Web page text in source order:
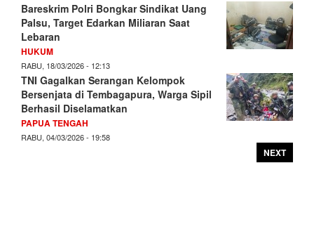
Bareskrim Polri Bongkar Sindikat Uang
Palsu, Target Edarkan Miliaran Saat
Lebaran
HUKUM
RABU, 18/03/2026 - 12:13
TNI Gagalkan Serangan Kelompok
Bersenjata di Tembagapura, Warga Sipil
Berhasil Diselamatkan
PAPUA TENGAH
RABU, 04/03/2026 - 19:58
NEXT